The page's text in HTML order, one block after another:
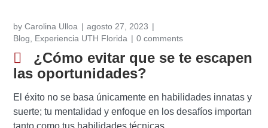
byCarolina Ulloa
agosto 27, 2023
Blog
Experiencia UTH Florida 0 comments
¿Cómo evitar que se te escapen
las oportunidades?
El éxito no se basa únicamente en habilidades innatas y
suerte; tu mentalidad y enfoque en los desafíos importan
tanto como tus habilidades técnicas.